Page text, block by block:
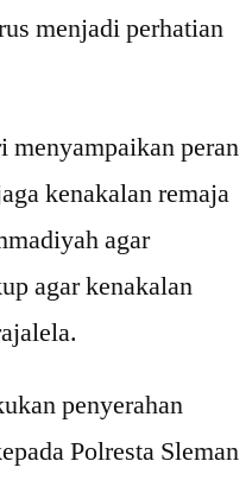
menjadi perhatian
menyampaikan peran
kenakalan remaja
agar
agar kenakalan
penyerahan
Polresta Sleman